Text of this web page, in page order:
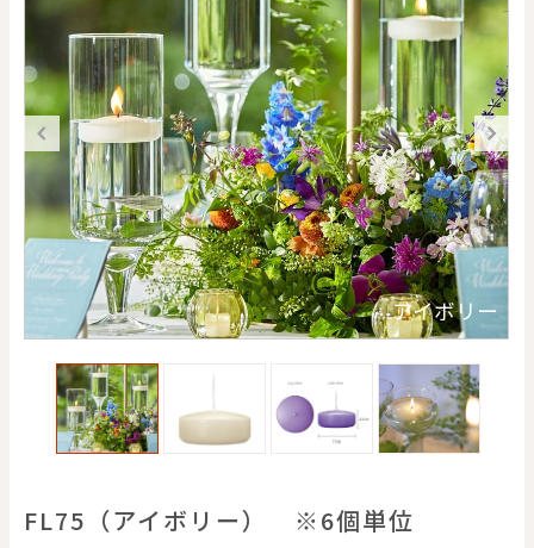
すべてのアイテム
カテゴリから探す
#タグから探す
価格で探す
20000
円
クリア OK
色で探す
アイボリー
FL75（アイボリー） ※6個単位